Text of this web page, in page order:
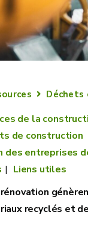
de la
de construction
des entreprises
Liens utiles
recyclés et